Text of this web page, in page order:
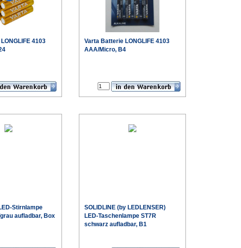
4103
Varta Batterie LONGLIFE 4103
AAA/Micro, B4
Stirnlampe
aufladbar, Box
SOLIDLINE (by LEDLENSER)
LED-Taschenlampe ST7R
schwarz aufladbar, B1